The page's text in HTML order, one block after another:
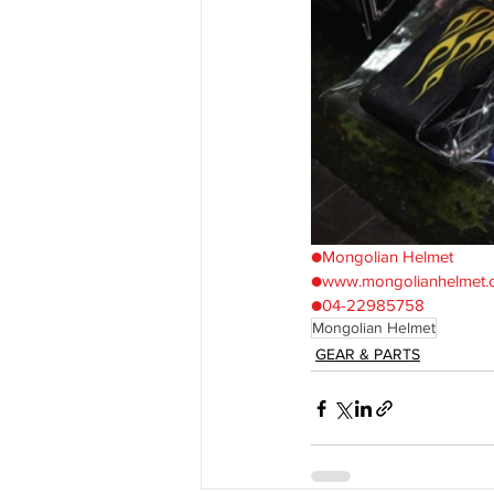
●Mongolian Helmet
●04-22985758
Mongolian Helmet
GEAR & PARTS